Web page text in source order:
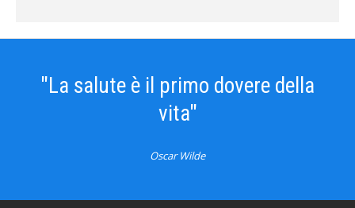
"La salute è il primo dovere della
vita"
Oscar Wilde